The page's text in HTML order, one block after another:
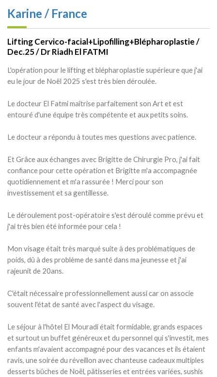
Karine / France
Lifting Cervico-facial+Lipofilling+Blépharoplastie /
Dec.25 / Dr Riadh El FATMI
L'opération pour le lifting et blépharoplastie supérieure que j'ai
eu le jour de Noël 2025 s'est très bien déroulée.
Le docteur El Fatmi maîtrise parfaitement son Art et est
entouré d'une équipe très compétente et aux petits soins.
Le docteur a répondu à toutes mes questions avec patience.
Et Grâce aux échanges avec Brigitte de Chirurgie Pro, j'ai fait
confiance pour cette opération et Brigitte m'a accompagnée
quotidiennement et m'a rassurée ! Merci pour son
investissement et sa gentillesse.
Le déroulement post-opératoire s'est déroulé comme prévu et
j'ai très bien été informée pour cela !
Mon visage était très marqué suite à des problématiques de
poids, dû à des problème de santé dans ma jeunesse et j'ai
rajeunit de 20ans.
C'était nécessaire professionnellement aussi car on associe
souvent l'état de santé avec l'aspect du visage.
Le séjour à l'hôtel El Mouradi était formidable, grands espaces
et surtout un buffet généreux et du personnel qui s'investit, mes
enfants m'avaient accompagné pour des vacances et ils étaient
ravis, une soirée du réveillon avec chanteuse cadeaux multiples
desserts bûches de Noël, pâtisseries et entrées variées, sushis